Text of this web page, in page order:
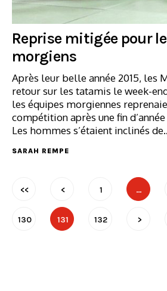
Reprise mitigée pour
morgiens
Après leur belle année 2015, les
retour sur les tatamis le week-
les équipes morgiennes
compétition après une fin
Les hommes s’étaient inclinés
SARAH REMPE
<< < 1 …
130 131 132 >